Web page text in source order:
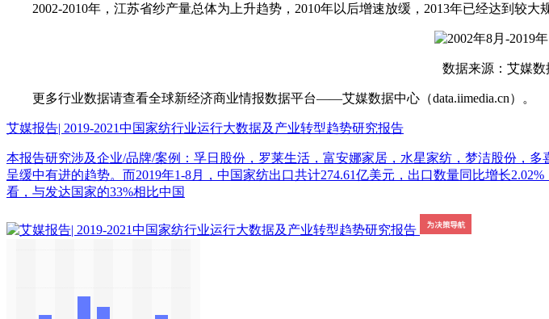
2002-2010年，江苏省纱产量总体为上升趋势，2010年以后增速放缓，2013年已经达到较大
数据来源：艾媒数据
更多行业数据请查看全球新经济商业情报数据平台——艾媒数据中心（data.iimedia.cn）。
艾媒报告| 2019-2021中国家纺行业运行大数据及产业转型趋势研究报告
本报告研究涉及企业/品牌/案例：孚日股份，罗莱生活，富安娜家居，水星家纺，梦洁股份，
呈缓中有进的趋势。而2019年1-8月，中国家纺出口共计274.61亿美元，出口数量同比增长
看，与发达国家的33%相比中国